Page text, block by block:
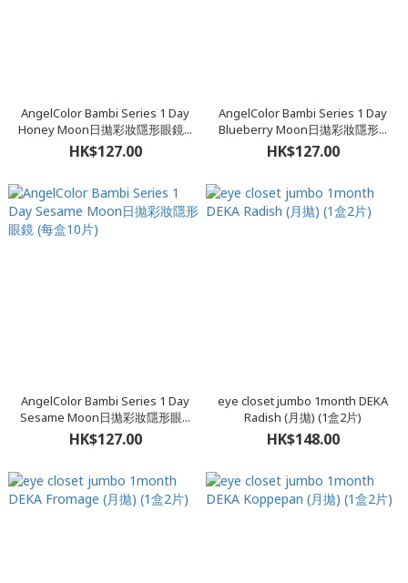
AngelColor Bambi Series 1 Day
Honey Moon日拋彩妝隱形眼鏡...
HK$127.00
AngelColor Bambi Series 1 Day
Blueberry Moon日拋彩妝隱形...
HK$127.00
AngelColor Bambi Series 1 Day
Sesame Moon日拋彩妝隱形眼...
HK$127.00
eye closet jumbo 1month DEKA
Radish (月拋) (1盒2片)
HK$148.00